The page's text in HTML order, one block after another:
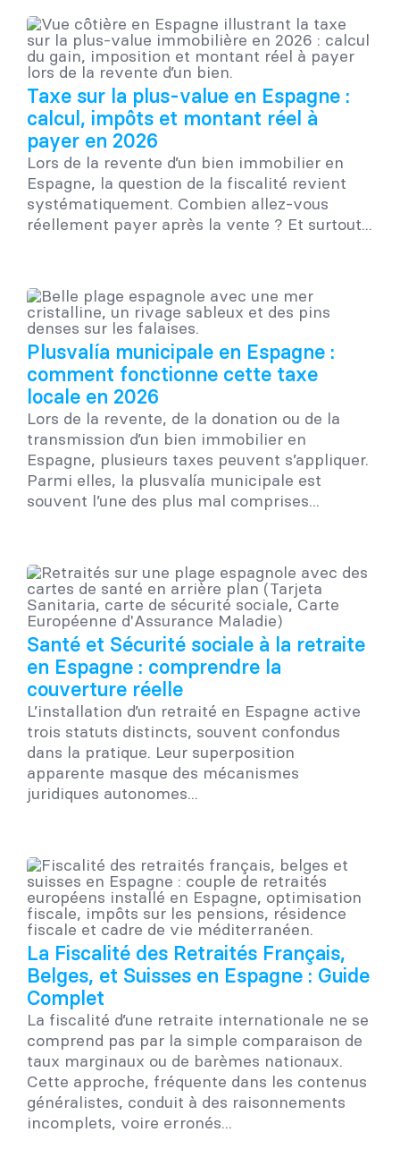
Taxe sur la plus-value en Espagne :
calcul, impôts et montant réel à
payer en 2026
Lors de la revente d’un bien immobilier en
Espagne, la question de la fiscalité revient
systématiquement. Combien allez-vous
réellement payer après la vente ? Et surtout...
Plusvalía municipale en Espagne :
comment fonctionne cette taxe
locale en 2026
Lors de la revente, de la donation ou de la
transmission d’un bien immobilier en
Espagne, plusieurs taxes peuvent s’appliquer.
Parmi elles, la plusvalía municipale est
souvent l’une des plus mal comprises...
Santé et Sécurité sociale à la retraite
en Espagne : comprendre la
couverture réelle
L’installation d’un retraité en Espagne active
trois statuts distincts, souvent confondus
dans la pratique. Leur superposition
apparente masque des mécanismes
juridiques autonomes...
La Fiscalité des Retraités Français,
Belges, et Suisses en Espagne : Guide
Complet
La fiscalité d’une retraite internationale ne se
comprend pas par la simple comparaison de
taux marginaux ou de barèmes nationaux.
Cette approche, fréquente dans les contenus
généralistes, conduit à des raisonnements
incomplets, voire erronés...